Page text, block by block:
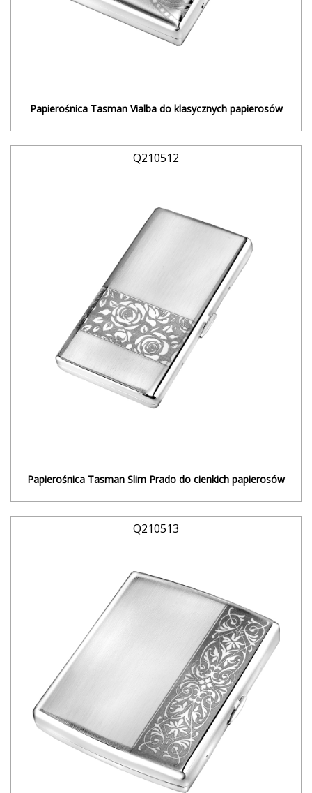
Papierośnica Tasman Vialba do klasycznych papierosów
Q210512
Papierośnica Tasman Slim Prado do cienkich papierosów
Q210513